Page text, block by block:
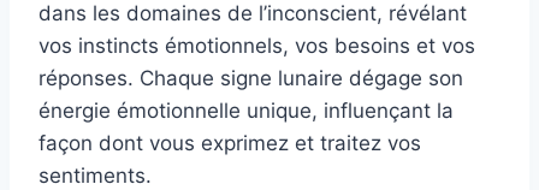
dans les domaines de l’inconscient, révélant
vos instincts émotionnels, vos besoins et vos
réponses. Chaque signe lunaire dégage son
énergie émotionnelle unique, influençant la
façon dont vous exprimez et traitez vos
sentiments.